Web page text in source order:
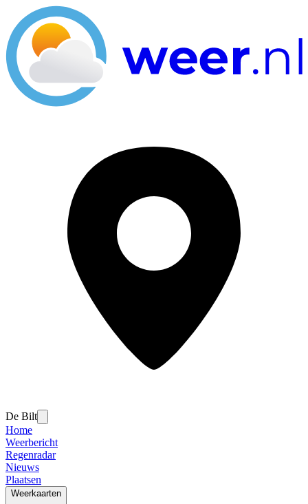
De Bilt
Home
Weerbericht
Regenradar
Nieuws
Plaatsen
Weerkaarten